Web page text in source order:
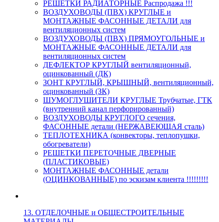
РЕШЕТКИ РАДИАТОРНЫЕ Распродажа !!!
ВОЗДУХОВОДЫ (ПВХ) КРУГЛЫЕ и
МОНТАЖНЫЕ ФАСОННЫЕ ДЕТАЛИ для
вентиляционных систем
ВОЗДУХОВОДЫ (ПВХ) ПРЯМОУГОЛЬНЫЕ и
МОНТАЖНЫЕ ФАСОННЫЕ ДЕТАЛИ для
вентиляционных систем
ДЕФЛЕКТОР КРУГЛЫЙ вентиляционный,
оцинкованный (ДК)
ЗОНТ КРУГЛЫЙ, КРЫШНЫЙ, вентиляционный,
оцинкованный (ЗК)
ШУМОГЛУШИТЕЛИ КРУГЛЫЕ Трубчатые, ГТК
(внутренний канал перфорированный)
ВОЗДУХОВОДЫ КРУГЛОГО сечения,
ФАСОННЫЕ детали (НЕРЖАВЕЮЩАЯ сталь)
ТЕПЛОТЕХНИКА (конвекторы, теплопушки,
обогреватели)
РЕШЕТКИ ПЕРЕТОЧНЫЕ ДВЕРНЫЕ
(ПЛАСТИКОВЫЕ)
МОНТАЖНЫЕ ФАСОННЫЕ детали
(ОЦИНКОВАННЫЕ) по эскизам клиента !!!!!!!!!
13. ОТДЕЛОЧНЫЕ и ОБЩЕСТРОИТЕЛЬНЫЕ